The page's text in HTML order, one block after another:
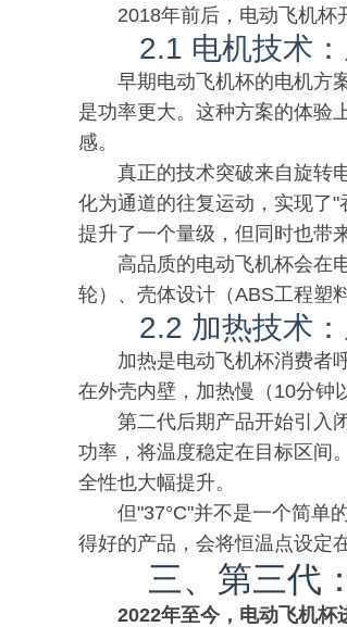
2018年前后，电动飞机杯
2.1 电机技术
早期电动飞机杯的电机方
是功率更大。这种方案的体验
感。
真正的技术突破来自旋转
化为通道的往复运动，实现了
提升了一个量级，但同时也带
高品质的电动飞机杯会在
轮）、壳体设计（ABS工程塑
2.2 加热技术
加热是电动飞机杯消费者
在外壳内壁，加热慢（10分钟
第二代后期产品开始引入
功率，将温度稳定在目标区间
全性也大幅提升。
但"37°C"并不是一个简单
得好的产品，会将恒温点设定
三、第三代
2022年至今，电动飞机